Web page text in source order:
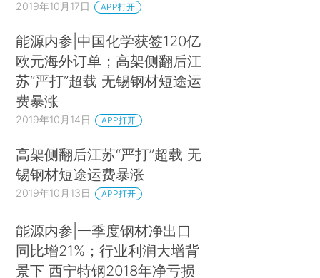
2019年10月17日 APP打开
能源内参|中国化学获签120亿
欧元海外订单；高架侧翻后江
苏“严打”超载 无锡钢材短途运
费暴涨
2019年10月14日 APP打开
高架侧翻后江苏“严打”超载 无
锡钢材短途运费暴涨
2019年10月13日 APP打开
能源内参|一季度钢材净出口
同比增21%；行业利润大增背
景下 西宁特钢2018年净亏损